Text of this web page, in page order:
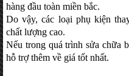
hàng đầu toàn miền bắc.
Do vậy, các loại phụ kiện
chất lượng cao.
Nếu trong quá trình sửa chữa
hỗ trợ thêm về giá tốt nhất.